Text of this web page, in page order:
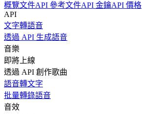
概覽文件API 參考文件API 金鑰API 價格
API
文字轉語音
透過 API 生成語音
音樂
即將上線
透過 API 創作歌曲
語音轉文字
批量轉錄語音
音效